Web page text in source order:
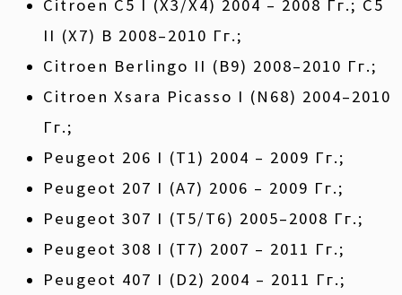
Citroen C5 I (X3/X4) 2004 – 2008 Гг.; C5
II (X7) В 2008–2010 Гг.;
Citroen Berlingo II (B9) 2008–2010 Гг.;
Citroen Xsara Picasso I (N68) 2004–2010
Гг.;
Peugeot 206 I (T1) 2004 – 2009 Гг.;
Peugeot 207 I (A7) 2006 – 2009 Гг.;
Peugeot 307 I (T5/T6) 2005–2008 Гг.;
Peugeot 308 I (T7) 2007 – 2011 Гг.;
Peugeot 407 I (D2) 2004 – 2011 Гг.;